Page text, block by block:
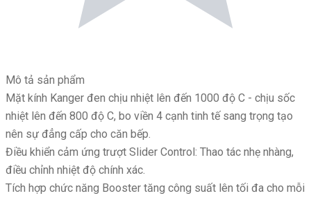
Mô tả sản phẩm
Mặt kính Kanger đen chịu nhiệt lên đến 1000 độ C - chịu sốc
nhiệt lên đến 800 độ C, bo viền 4 cạnh tinh tế sang trọng tạo
nên sự đẳng cấp cho căn bếp.
Điều khiển cảm ứng trượt Slider Control: Thao tác nhẹ nhàng,
điều chỉnh nhiệt độ chính xác.
Tích hợp chức năng Booster tăng công suất lên tối đa cho mỗi